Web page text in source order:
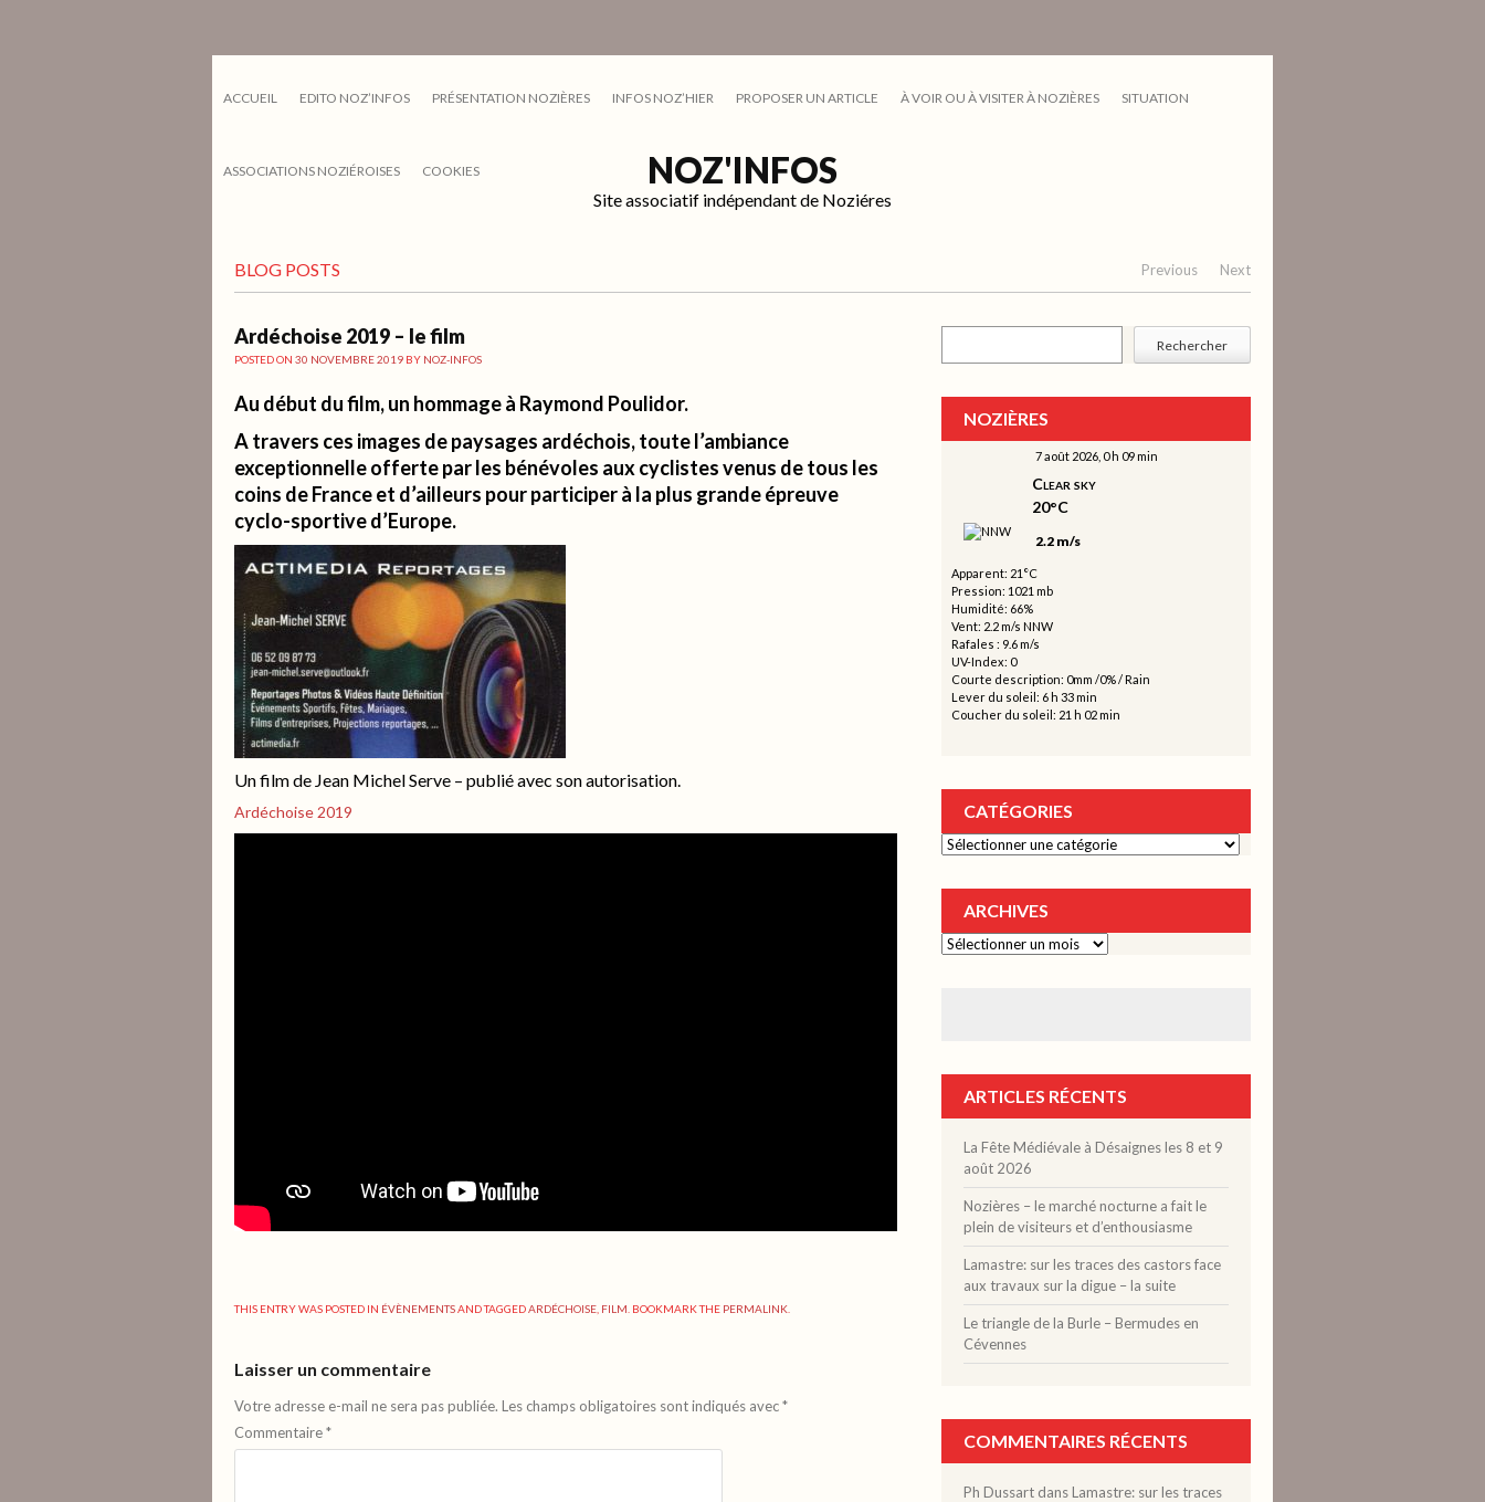
ACCUEIL EDITO NOZ’INFOS PRÉSENTATION NOZIÈRES INFOS NOZ’HIER PROPOSER UN ARTICLE À VOIR OU À VISITER À NOZIÈRES SITUATION
ASSOCIATIONS NOZIÉROISES COOKIES NOZ'INFOS
Site associatif indépendant de Noziéres
BLOG POSTS Previous Next
Ardéchoise 2019 – le film
POSTED ON 30 NOVEMBRE 2019 BY NOZ-INFOS
Au début du film, un hommage à Raymond Poulidor.
A travers ces images de paysages ardéchois, toute l’ambiance
exceptionnelle offerte par les bénévoles aux cyclistes venus de tous les
coins de France et d’ailleurs pour participer à la plus grande épreuve
cyclo-sportive d’Europe.
Un film de Jean Michel Serve – publié avec son autorisation.
Ardéchoise 2019
THIS ENTRY WAS POSTED IN ÉVÈNEMENTSAND TAGGEDARDÉCHOISE FILM . BOOKMARK THE PERMALINK
Laisser un commentaire
Votre adresse e-mail ne sera pas publiée. Les champs obligatoires sont indiqués avec*
Commentaire*
Rechercher
NOZIÈRES
7 août 2026, 0 h 09 min
Clear sky
20°C
2.2 m/s
Apparent: 21°C
Pression: 1021 mb
Humidité: 66%
Vent: 2.2 m/s NNW
Rafales : 9.6 m/s
UV-Index: 0
Courte description: 0mm /0%/Rain
Lever du soleil: 6 h 33 min
Coucher du soleil: 21 h 02 min
CATÉGORIES
Catégories
ARCHIVES
Archives
ARTICLES RÉCENTS
La Fête Médiévale à Désaignes les 8 et 9
août 2026
Nozières – le marché nocturne a fait le
plein de visiteurs et d’enthousiasme
Lamastre: sur les traces des castors face
aux travaux sur la digue – la suite
Le triangle de la Burle – Bermudes en
Cévennes
COMMENTAIRES RÉCENTS
Ph Dussart dansLamastre: sur les traces